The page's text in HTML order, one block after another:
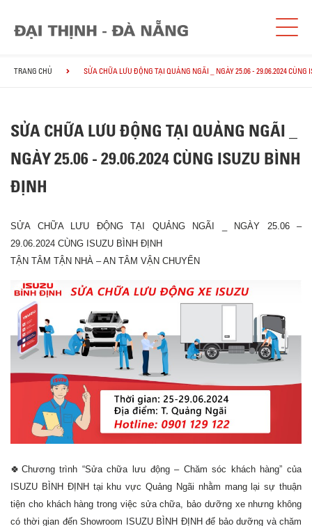
TRANG CHỦ SỬA CHỮA LƯU ĐỘNG TẠI QUẢNG NGÃI _ NGÀY 25.06 - 29.06.2024
SỬA CHỮA LƯU ĐỘNG TẠI QUẢNG NGÃI _
NGÀY 25.06 - 29.06.2024 CÙNG ISUZU BÌNH
ĐỊNH
SỬA CHỮA LƯU ĐỘNG TẠI QUẢNG NGÃI _ NGÀY 25.06 –
29.06.2024 CÙNG ISUZU BÌNH ĐỊNH
TẬN TÂM TẬN NHÀ – AN TÂM VẬN CHUYỂN
🍀 Chương trình “Sửa chữa lưu động – Chăm sóc khách hàng” của
ISUZU BÌNH ĐỊNH tại khu vực Quảng Ngãi nhằm mang lại sự thuận
tiện cho khách hàng trong việc sửa chữa, bảo dưỡng xe nhưng không
có thời gian đến Showroom ISUZU BÌNH ĐỊNH để bảo dưỡng và chăm